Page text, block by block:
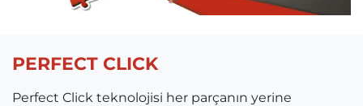
PERFECT CLICK
Perfect Click teknolojisi her parçanın yerine